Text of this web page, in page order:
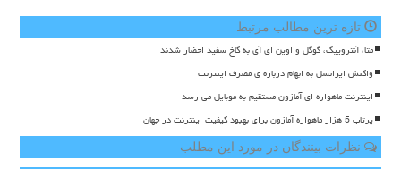
تازه ترین مطالب مرتبط
متا، آنتروپیک، گوگل و اوپن ای آی به کاخ سفید احضار شدند
واکنش ایرانسل به ابهام درباره ی مصرف اینترنت
اینترنت ماهواره ای آمازون مستقیم به موبایل می رسد
پرتاب 5 هزار ماهواره آمازون برای بهبود کیفیت اینترنت در جهان
نظرات بینندگان در مورد این مطلب